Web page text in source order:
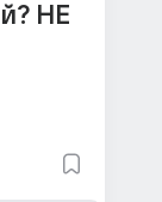
НЕ